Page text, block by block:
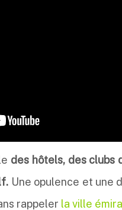
des hôtels, des clubs
Une opulence et une
rappeler la ville